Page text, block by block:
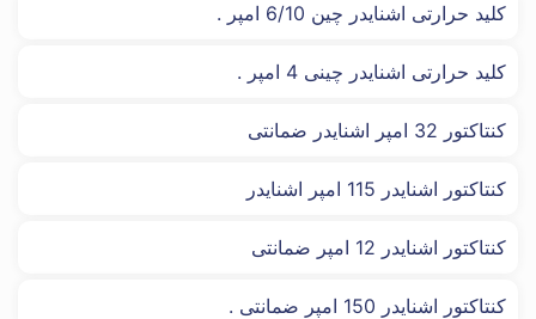
کلید حرارتی اشنایدر چین 6/10 امپر .
کلید حرارتی اشنایدر چینی 4 امپر .
کنتاکتور 32 امپر اشنایدر ضمانتی
کنتاکتور اشنایدر 115 امپر اشنایدر
کنتاکتور اشنایدر 12 امپر ضمانتی
کنتاکتور اشنایدر 150 امپر ضمانتی .